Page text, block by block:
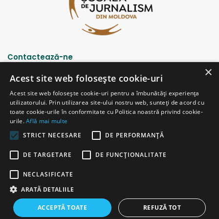
Contactează-ne
Strada Șciusev, 53
2012 Chișinău, Republica Moldova
tel: (+373 22) 213652, 227539
fax: (+373 22) 226681
Email: redactia@ijc.md
FacebookYouTubeInstagramTelegram
×
Acest site web folosește cookie-uri
Acest site web folosește cookie-uri pentru a îmbunătăți experiența
utilizatorului. Prin utilizarea site-ului nostru web, sunteți de acord cu
toate cookie-urile în conformitate cu Politica noastră privind cookie-
urile.Află mai multe
STRICT NECESARE
DE PERFORMANȚĂ
DE TARGETARE DE FUNCŢIONALITATE
NECLASIFICATE
ARATĂ DETALIILE
ACCEPTĂ TOATE REFUZĂ TOT